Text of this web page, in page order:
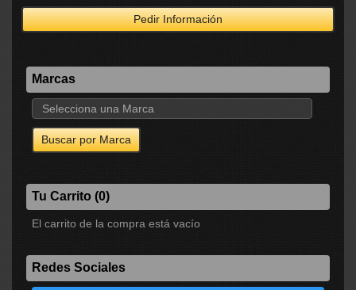
Marcas
Tu Carrito (0)
El carrito de la compra está vacío
Redes Sociales
Pedir Información